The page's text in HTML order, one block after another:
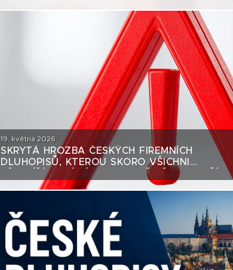
19. května 2026
SKRYTÁ HROZBA ČESKÝCH FIREMNÍCH
DLUHOPISŮ, KTEROU SKORO VŠICHNI
PŘEHLÍŽÍ. A TÝKÁ SE HLAVNĚ TĚCH „HEZČÍCH“